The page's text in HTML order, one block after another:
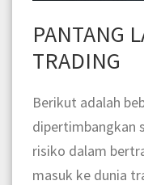
PANTANG
TRADING
Berikut adalah
dipertimbangkan
risiko dalam
masuk ke dunia